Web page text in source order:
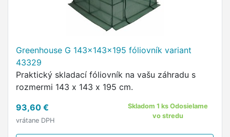
Greenhouse G 143x143x195 fóliovník variant
43329
Praktický skladací fóliovník na vašu záhradu s
rozmermi 143 x 143 x 195 cm.
93,60 €
vrátane DPH
Skladom 1 ks Odosielame
vo stredu